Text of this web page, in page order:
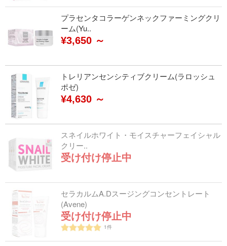
プラセンタコラーゲンネックファーミングクリ
ーム(Yu..
¥3,650 ～
トレリアンセンシティブクリーム(ラロッシュ
ポゼ)
¥4,630 ～
スネイルホワイト・モイスチャーフェイシャル
クリー..
受け付け停止中
セラカルムA.Dスージングコンセントレート
(Avene)
受け付け停止中
1件